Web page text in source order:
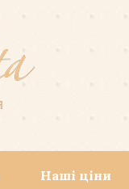
Наші ціни